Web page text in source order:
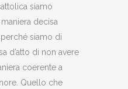
siamo
decisa
siamo di
d’atto di non avere
coerente a
Quello che